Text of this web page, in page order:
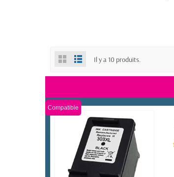
Il y a 10 produits.
Compatible